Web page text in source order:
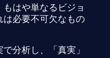
はや単なるビジョ
必要不可欠なもの
分析し、「真実」